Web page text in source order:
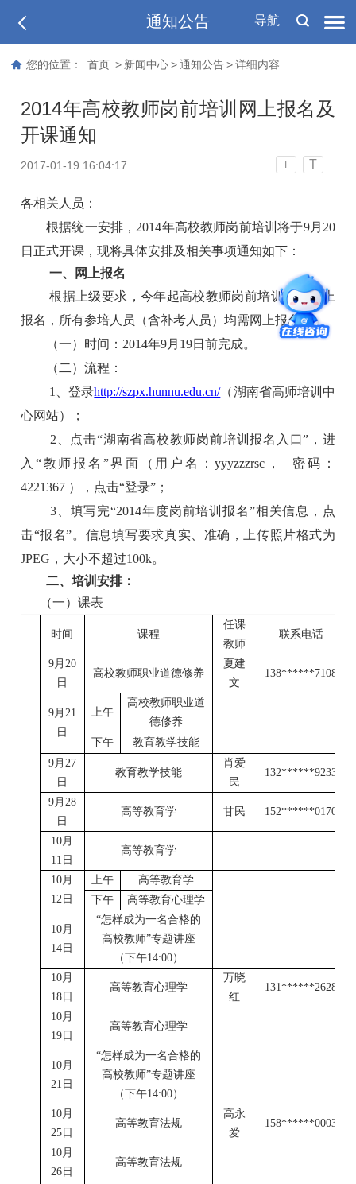
导航
通知公告
您的位置： 首页 > 新闻中心 > 通知公告 > 详细内容
2014年高校教师岗前培训网上报名及
开课通知
2017-01-19 16:04:17 T T
各相关人员：
根据统一安排， 2014年高校教师岗前培训将于9月 20
日正式开课，现将具体安排及相关事项通知如下：
一、网上报名
根据上级要求，今年起高校教师岗前培训实行网上
报名，所有参培人员（含补考人员）均需网上报名。
（一）时间： 2014年9月 19日前完成。
（二）流程：
1
、登录http://szpx.hunnu.edu.cn/（湖南省高师培训中
心网站）；
2 、点击“湖南省高校教师岗前培训报名入口”，进
入“教师报名”界面（用户名：yyyzzzrsc ，
密码：
4221367 ），点击“登录”；
3、填写完“2014年度岗前培训报名”相关信息，点
击“报名”。信息填写要求真实、准确，上传照片格式为
JPEG ，大小不超过100k。
二、培训安排：
（一）课表
时间 课程
任课
教师
联系电话
9月 20
日
高校教师职业道德修养
夏建
文
138******7108
9月 21
日
上午
高校教师职业道
德修养
下午
教育教学技能
9月 27
日
教育教学技能
肖爱
民
132******9233
9月 28
日
高等教育学 甘民 152******0170
10 月
11 日
高等教育学
10 月
12 日
上午
高等教育学
下午
高等教育心理学
10 月
14日
“怎样成为一名合格的
高校教师”专题讲座
（下午14:00）
10 月
18日
高等教育心理学
万晓
红
131******2628
10 月
19日
高等教育心理学
10 月
21 日
“怎样成为一名合格的
高校教师”专题讲座
（下午14:00）
10 月
25日
高等教育法规
高永
爱
158******0003
10 月
26日
高等教育法规